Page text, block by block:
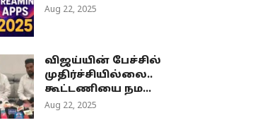
Aug 22, 2025
விஜய்யின் பேச்சில்
முதிர்ச்சியில்லை..
கூட்டணியை நம...
Aug 22, 2025